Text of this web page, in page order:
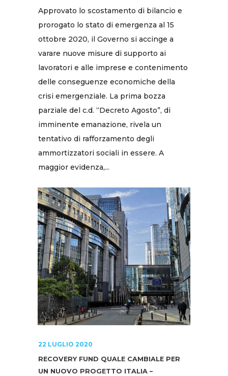
Approvato lo scostamento di bilancio e
prorogato lo stato di emergenza al 15
ottobre 2020, il Governo si accinge a
varare nuove misure di supporto ai
lavoratori e alle imprese e contenimento
delle conseguenze economiche della
crisi emergenziale. La prima bozza
parziale del c.d. “Decreto Agosto”, di
imminente emanazione, rivela un
tentativo di rafforzamento degli
ammortizzatori sociali in essere. A
maggior evidenza,...
22 LUGLIO 2020
RECOVERY FUND QUALE CAMBIALE PER
UN NUOVO PROGETTO ITALIA –